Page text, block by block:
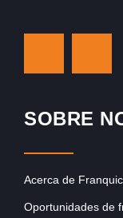
SOBRE
Acerca de
Oportunidades de